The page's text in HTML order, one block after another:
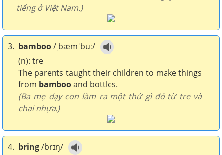
tiếng ở Việt Nam.)
3. bamboo/ˌbæmˈbuː/
(n): tre
The parents taught their children to make things
from bambooand bottles.
(Ba mẹ dạy con làm ra một thứ gì đó từ tre và
chai nhựa.)
4. bring/brɪŋ/